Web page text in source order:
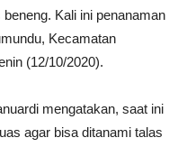
Kali ini penanaman
Kecamatan
(12/10/2020).
mengatakan, saat ini
agar bisa ditanami talas